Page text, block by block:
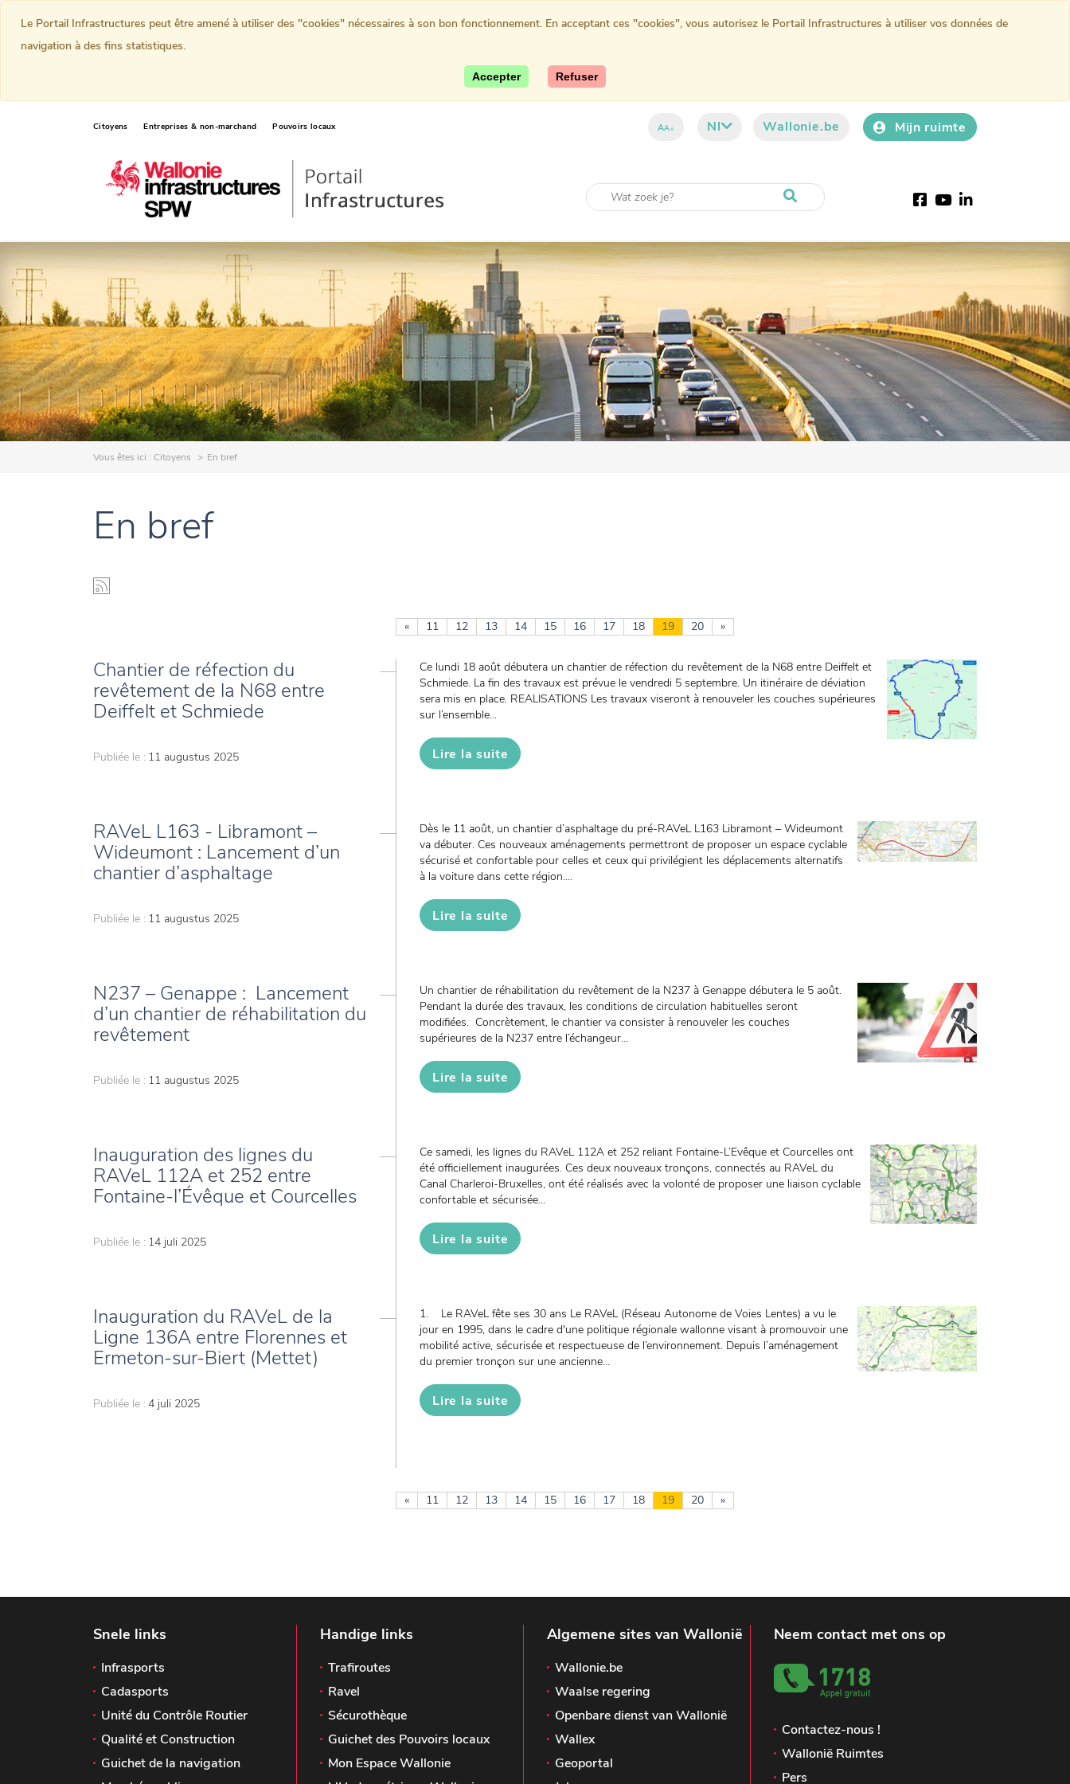
Citoyens Entreprises & non-marchand Pouvoirs locaux AAA Nl Wallonie.be Mijn ruimte
Facebook
YouTube
LinkedIn
Vous êtes ici : Citoyens En bref
En bref
« 11 12 13 14 15 16 17 18 19 20 »
Chantier de réfection du
revêtement de la N68 entre
Deiffelt et Schmiede
Publiée le : 11 augustus 2025
Ce lundi 18 août débutera un chantier de réfection du revêtement de la N68 entre Deiffelt et
Schmiede. La fin des travaux est prévue le vendredi 5 septembre. Un itinéraire de déviation
sera mis en place. REALISATIONS Les travaux viseront à renouveler les couches supérieures
sur l’ensemble...
Lire la suite
RAVeL L163 - Libramont –
Wideumont : Lancement d’un
chantier d’asphaltage
Publiée le : 11 augustus 2025
Dès le 11 août, un chantier d’asphaltage du pré-RAVeL L163 Libramont – Wideumont
va débuter. Ces nouveaux aménagements permettront de proposer un espace cyclable
sécurisé et confortable pour celles et ceux qui privilégient les déplacements alternatifs
à la voiture dans cette région....
Lire la suite
N237 – Genappe : Lancement
d’un chantier de réhabilitation du
revêtement
Publiée le : 11 augustus 2025
Un chantier de réhabilitation du revêtement de la N237 à Genappe débutera le 5 août.
Pendant la durée des travaux, les conditions de circulation habituelles seront
modifiées. Concrètement, le chantier va consister à renouveler les couches
supérieures de la N237 entre l’échangeur...
Lire la suite
Inauguration des lignes du
RAVeL 112A et 252 entre
Fontaine-l’Évêque et Courcelles
Publiée le : 14 juli 2025
Ce samedi, les lignes du RAVeL 112A et 252 reliant Fontaine-L’Evêque et Courcelles ont
été officiellement inaugurées. Ces deux nouveaux tronçons, connectés au RAVeL du
Canal Charleroi-Bruxelles, ont été réalisés avec la volonté de proposer une liaison cyclable
confortable et sécurisée...
Lire la suite
Inauguration du RAVeL de la
Ligne 136A entre Florennes et
Ermeton-sur-Biert (Mettet)
Publiée le : 4 juli 2025
1. Le RAVeL fête ses 30 ans Le RAVeL (Réseau Autonome de Voies Lentes) a vu le
jour en 1995, dans le cadre d'une politique régionale wallonne visant à promouvoir une
mobilité active, sécurisée et respectueuse de l’environnement. Depuis l’aménagement
du premier tronçon sur une ancienne...
Lire la suite
« 11 12 13 14 15 16 17 18 19 20 »
Snele links
Infrasports
Cadasports
Unité du Contrôle Routier
Qualité et Construction
Guichet de la navigation
Handige links
Trafiroutes
Ravel
Sécurothèque
Guichet des Pouvoirs locaux
Mon Espace Wallonie
Algemene sites van Wallonië
Wallonie.be
Waalse regering
Openbare dienst van Wallonië
Wallex
Geoportal
Neem contact met ons op
Contactez-nous !
Wallonië Ruimtes
Pers
Le Portail Infrastructures peut être amené à utiliser des "cookies" nécessaires à son bon fonctionnement. En acceptant ces "cookies", vous autorisez le Portail Infrastructures à utiliser vos données de
navigation à des fins statistiques.
Accepter Refuser